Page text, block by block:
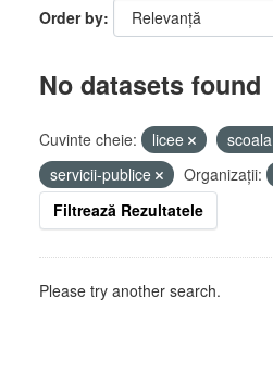
Order by
No datasets found
Cuvinte cheie: licee scoala
servicii-publice
Organizații:
Filtrează Rezultatele
Please try another search.